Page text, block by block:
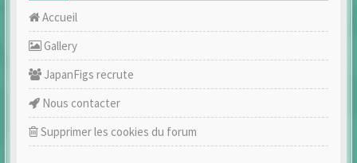
Accueil
Gallery
JapanFigs recrute
Nous contacter
Supprimer les cookies du forum